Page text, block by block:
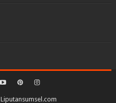
Liputansumsel.com